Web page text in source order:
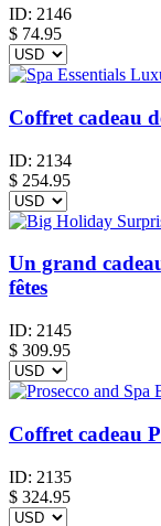
ID: 2146
$ 74.95
Coffret cadeau
ID: 2134
$ 254.95
Un grand
fêtes
ID: 2145
$ 309.95
Coffret cadeau
ID: 2135
$ 324.95